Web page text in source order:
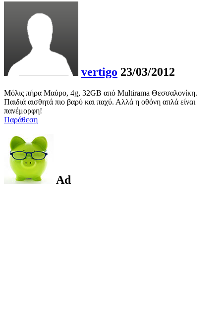
vertigo 23/03/2012
Μόλις πήρα Μαύρο, 4g, 32GB από Multirama Θεσσαλονίκη.
Παιδιά αισθητά πιο βαρύ και παχύ. Αλλά η οθόνη απλά είναι
πανέμορφη!
Παράθεση
Ad